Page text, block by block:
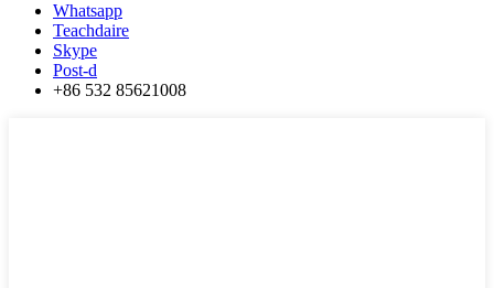
Whatsapp
Teachdaire
Skype
Post-d
+86 532 85621008